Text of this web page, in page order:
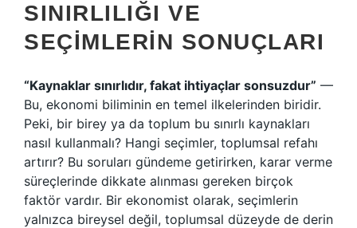
SINIRLILIĞI VE
SEÇIMLERIN SONUÇLARI
“Kaynaklar sınırlıdır, fakat ihtiyaçlar sonsuzdur” —
Bu, ekonomi biliminin en temel ilkelerinden biridir.
Peki, bir birey ya da toplum bu sınırlı kaynakları
nasıl kullanmalı? Hangi seçimler, toplumsal refahı
artırır? Bu soruları gündeme getirirken, karar verme
süreçlerinde dikkate alınması gereken birçok
faktör vardır. Bir ekonomist olarak, seçimlerin
yalnızca bireysel değil, toplumsal düzeyde de derin